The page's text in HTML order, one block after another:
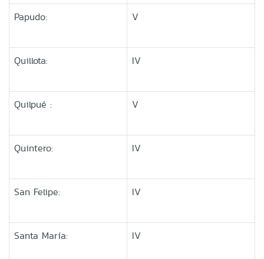
Papudo: V
Quillota: IV
Quilpué : V
Quintero: IV
San Felipe: IV
Santa María: IV